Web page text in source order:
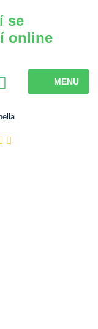
se
online
MENU